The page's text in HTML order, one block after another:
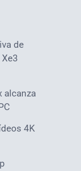
de
alcanza
4K